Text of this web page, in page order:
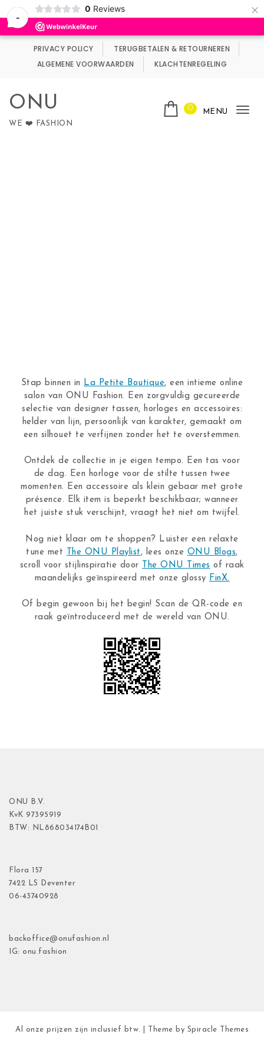
-
0 Reviews ×
Wij maken gebruik van cookies.
PRIVACY POLICY
TERUGBETALEN & RETOURNEREN
ALGEMENE VOORWAARDEN
KLACHTENREGELING
ONU
WE ❤️ FASHION
0 MENU
Stap binnen in La Petite Boutique, een intieme online
salon van ONU Fashion. Een zorgvuldig gecureerde
selectie van designer tassen, horloges en accessoires:
helder van lijn, persoonlijk van karakter, gemaakt om
een silhouet te verfijnen zonder het te overstemmen.
Ontdek de collectie in je eigen tempo. Een tas voor
de dag. Een horloge voor de stilte tussen twee
momenten. Een accessoire als klein gebaar met grote
présence. Elk item is beperkt beschikbaar; wanneer
het juiste stuk verschijnt, vraagt het niet om twijfel.
Nog niet klaar om te shoppen? Luister een relaxte
tune met
The ONU Playlist , lees onze ONU Blogs,
scroll voor stijlinspiratie door
The ONU Times of raak
maandelijks geïnspireerd met onze glossy FinX.
Of begin gewoon bij het begin! Scan de QR-code en
raak geïntroduceerd met de wereld van ONU.
ONU B.V.
KvK 97395919
BTW: NL868034174B01
Flora 157
7422 LS Deventer
06-43740928
backoffice@onufashion.nl
IG: onu.fashion
Al onze prijzen zijn inclusief btw. | Theme by Spiracle Themes